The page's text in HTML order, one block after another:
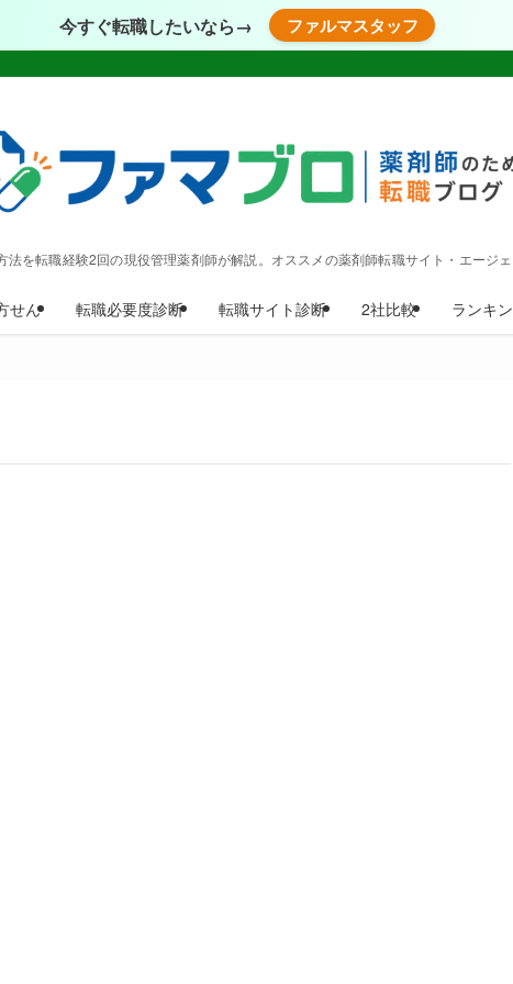
今すぐ転職したいなら→ ファルマスタッフ
を転職経験2回の現役管理薬剤師が解説。オススメの薬剤師転職サイト・エージ
せん 転職必要度診断 転職サイト診断 2社比較 ランキ